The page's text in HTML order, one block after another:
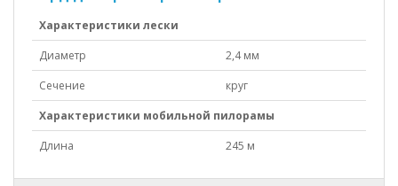
Характеристики лески
Диаметр
2,4 мм
Сечение
круг
Характеристики мобильной пилорамы
Длина
245 м